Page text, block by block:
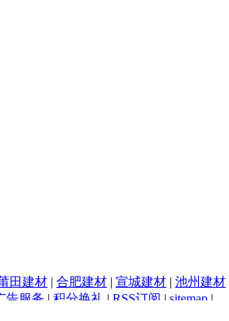
田建材 | 合肥建材 | 宣城建材 | 池州建材
告服务 | 积分换礼 | RSS订阅 | sitemap |